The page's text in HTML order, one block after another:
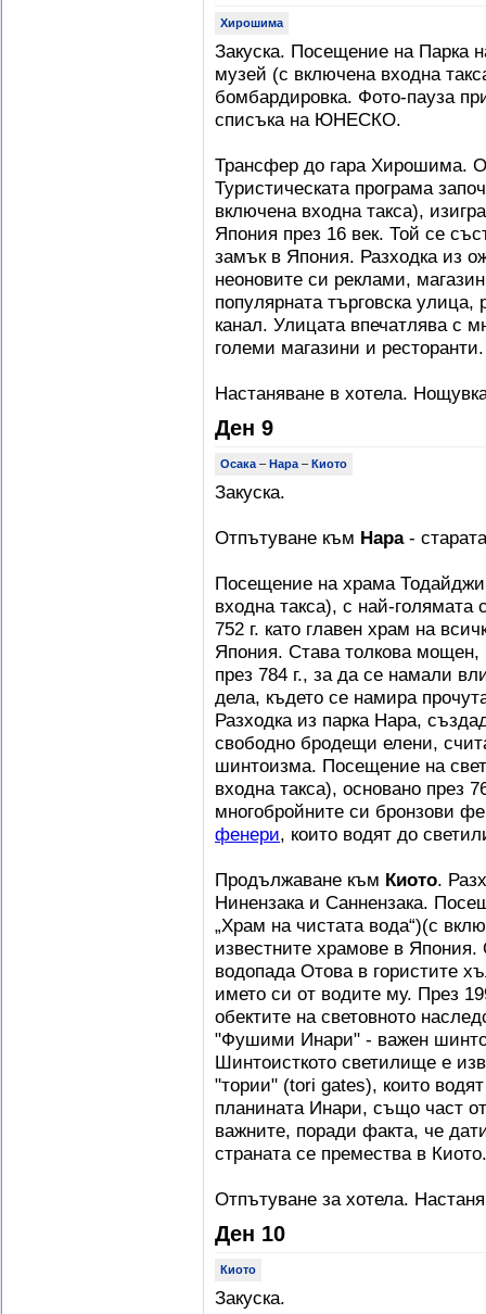
Хирошима
Закуска. Посещение на
музей (с включена входна
бомбардировка. Фото-пауза
списъка на ЮНЕСКО.
Трансфер до гара Хирошима.
Туристическата програма
включена входна такса),
Япония през 16 век. Той се
замък в Япония. Разходка из
неоновите си реклами,
популярната търговска
канал. Улицата впечатлява с
големи магазини и ресторанти.
Настаняване в хотела.
Ден 9
Осака – Нара – Киото
Закуска.
Отпътуване към Нара-
Посещение на храма Тодайджи
входна такса), с най-голямата
752 г. като главен храм на
Япония. Става толкова мощен,
през 784 г., за да се намали
дела, където се намира
Разходка из парка Нара,
свободно бродещи елени,
шинтоизма. Посещение на
входна такса), основано през
многобройните си бронзови
фенери, които водят до
Продължаване към Киото.
Нинензака и Саннензака.
„Храм на чистата вода“)(с
известните храмове в Япония.
водопада Отова в гористите
името си от водите му. През
обектите на световното
"Фушими Инари" - важен
Шинтоисткото светилище е
"тории" (tori gates), които
планината Инари, също част
важните, поради факта, че
страната се премества в
Отпътуване за хотела.
Ден 10
Киото
Закуска.